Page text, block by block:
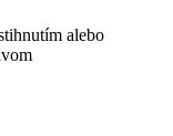
alebo